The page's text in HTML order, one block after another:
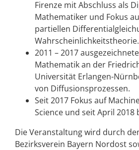
Firenze mit Abschluss als
Mathematiker und Fokus
partiellen
Wahrscheinlichkeitstheorie.
2011 – 2017
Mathematik an der
Universität Erlangen-
von Diffusionsprozessen.
Seit 2017 Fokus auf
Science und seit April 2018
Die Veranstaltung wird durch
Bezirksverein Bayern Nordost